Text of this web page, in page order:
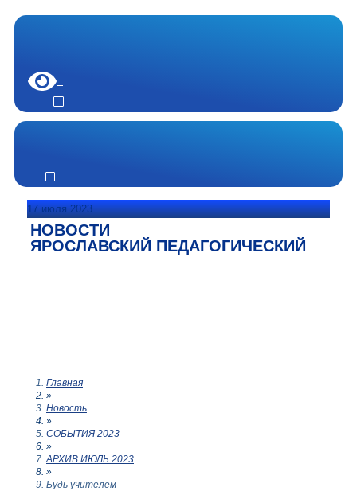
17 июля 2023
НОВОСТИ
ЯРОСЛАВСКИЙ ПЕДАГОГИЧЕСКИЙ
Главная
»
Новость
»
СОБЫТИЯ 2023
»
АРХИВ ИЮЛЬ 2023
»
Будь учителем